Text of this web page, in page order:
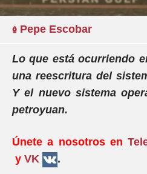
Pepe Escobar
Lo que está ocurriendo
una reescritura del
Y el nuevo sistema
petroyuan.
Únete a nosotros en
y VK .